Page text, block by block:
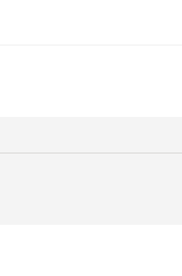
remboursé.